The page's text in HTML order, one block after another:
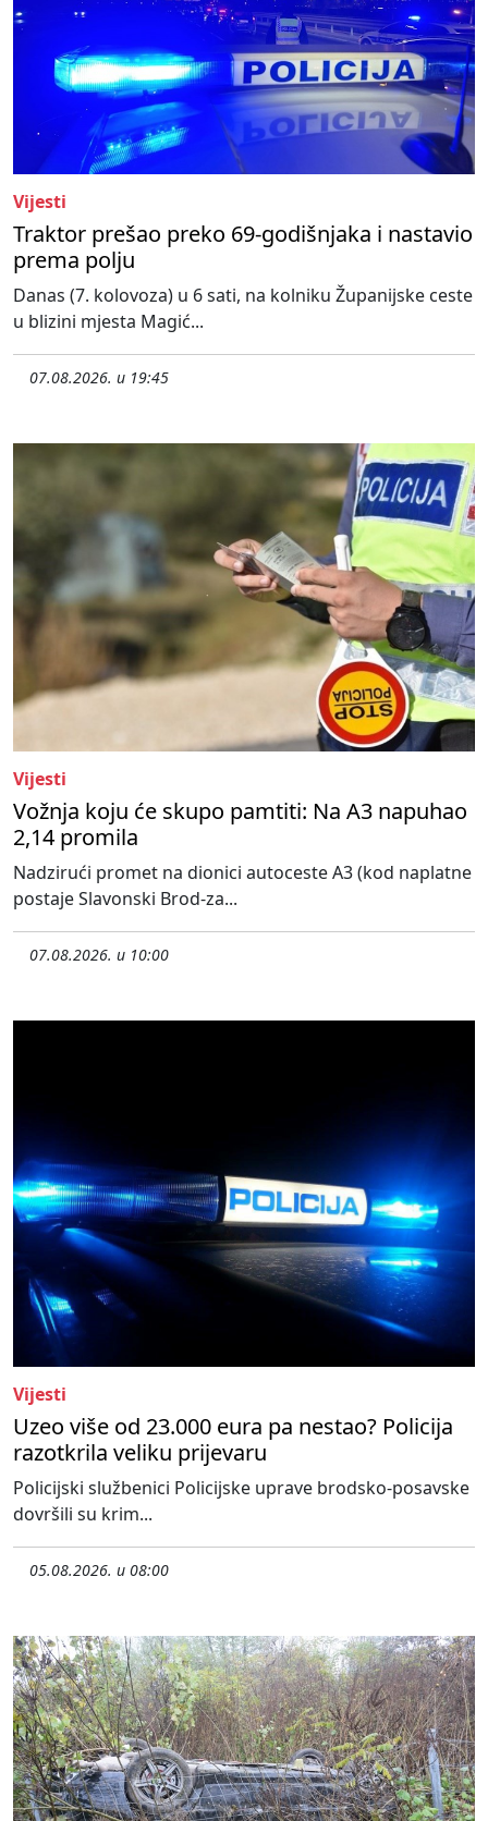
Vijesti
Traktor prešao preko 69-godišnjaka i nastavio
prema polju
Danas (7. kolovoza) u 6 sati, na kolniku Županijske ceste
u blizini mjesta Magić...
07.08.2026. u 19:45
Vijesti
Vožnja koju će skupo pamtiti: Na A3 napuhao
2,14 promila
Nadzirući promet na dionici autoceste A3 (kod naplatne
postaje Slavonski Brod-za...
07.08.2026. u 10:00
Vijesti
Uzeo više od 23.000 eura pa nestao? Policija
razotkrila veliku prijevaru
Policijski službenici Policijske uprave brodsko-posavske
dovršili su krim...
05.08.2026. u 08:00